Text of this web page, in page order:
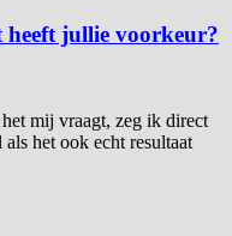
jullie voorkeur?
mij vraagt, zeg ik direct
het ook echt resultaat